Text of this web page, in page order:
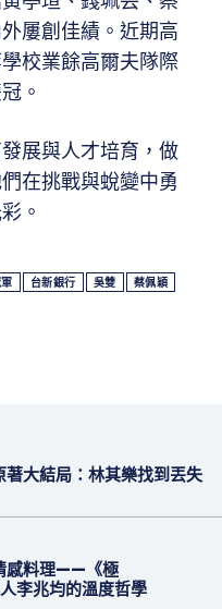
屢創佳績。近期高
校業餘高爾夫隊際
。
展與人才培育，做
在挑戰與蛻變中勇
。
台新銀行 吳雙 蔡佩穎
著大結局：林其樂找到丟失
感料理——《極
李兆均的溫度哲學